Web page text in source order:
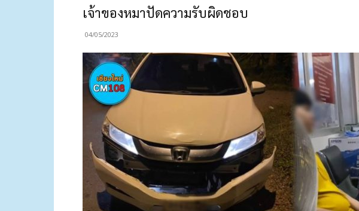
เจ้าของหมาปัดความรับผิดชอบ
04/05/2023